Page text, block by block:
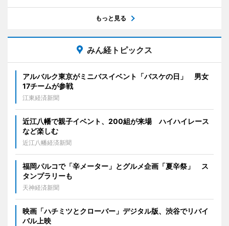
もっと見る
みん経トピックス
アルバルク東京がミニバスイベント「バスケの日」 男女
17チームが参戦
江東経済新聞
近江八幡で親子イベント、200組が来場 ハイハイレース
など楽しむ
近江八幡経済新聞
福岡パルコで「辛メーター」とグルメ企画「夏辛祭」 ス
タンプラリーも
天神経済新聞
映画「ハチミツとクローバー」デジタル版、渋谷でリバイ
バル上映